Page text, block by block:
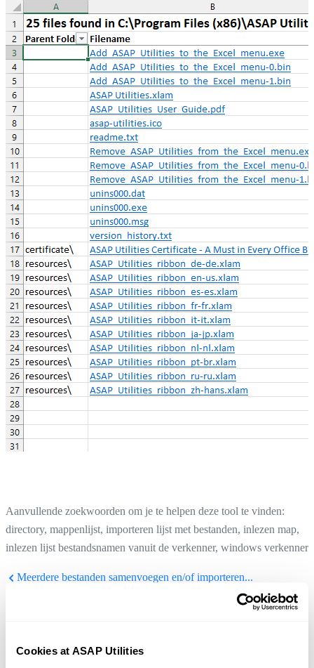
Cookies at ASAP Utilities
Aanvullende zoekwoorden om je te helpen deze tool te vinden:
directory, mappenlijst, importeren lijst met bestanden, inlezen map,
inlezen lijst bestandsnamen vanuit de verkenner, windows verkenner
Meerdere bestanden samenvoegen en/of importeren...